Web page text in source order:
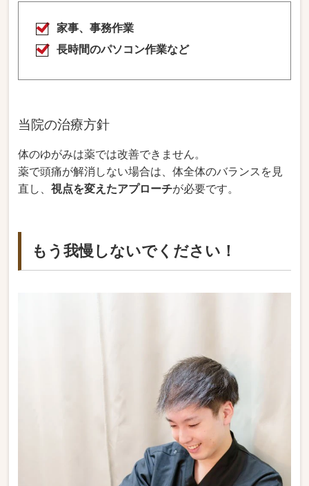
家事、事務作業
長時間のパソコン作業など
当院の治療方針
体のゆがみは薬では改善できません。
薬で頭痛が解消しない場合は、体全体のバランスを見
直し、視点を変えたアプローチが必要です。
もう我慢しないでください！